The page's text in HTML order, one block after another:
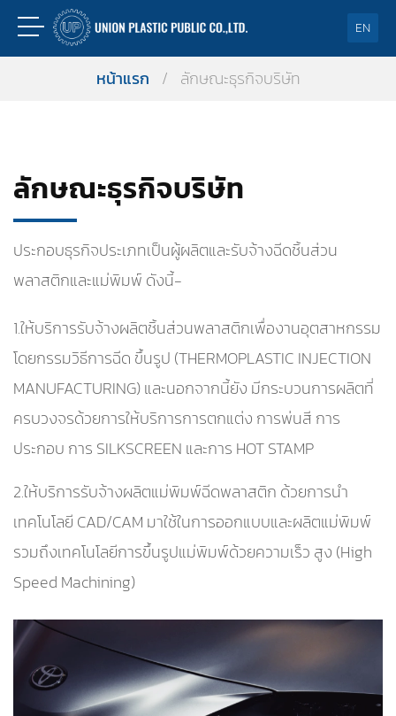
EN
หน้าแรก / ลักษณะธุรกิจบริษัท
ลักษณะธุรกิจบริษัท
ประกอบธุรกิจประเภทเป็นผู้ผลิตและรับจ้างฉีดชิ้นส่วน
พลาสติกและแม่พิมพ์ ดังนี้-
1.ให้บริการรับจ้างผลิตชิ้นส่วนพลาสติกเพื่องานอุตสาหกรรม
โดยกรรมวิธีการฉีด ขึ้นรูป (THERMOPLASTIC INJECTION
MANUFACTURING) และนอกจากนี้ยัง มีกระบวนการผลิตที่
ครบวงจรด้วยการให้บริการการตกแต่ง การพ่นสี การ
ประกอบ การ SILKSCREEN และการ HOT STAMP
2.ให้บริการรับจ้างผลิตแม่พิมพ์ฉีดพลาสติก ด้วยการนำ
เทคโนโลยี CAD/CAM มาใช้ในการออกแบบและผลิตแม่พิมพ์
รวมถึงเทคโนโลยีการขึ้นรูปแม่พิมพ์ด้วยความเร็ว สูง (High
Speed Machining)